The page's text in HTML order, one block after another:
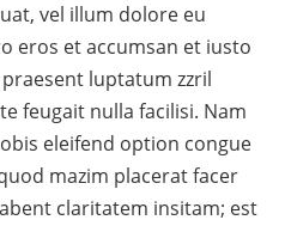
vel illum dolore eu
eros et accumsan et iusto
luptatum zzril
feugait nulla facilisi. Nam
eleifend option congue
mazim placerat facer
claritatem insitam; est